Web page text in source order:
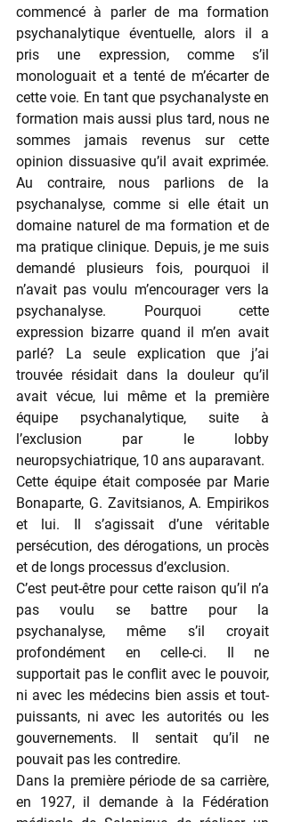
commencé à parler de ma formation
psychanalytique éventuelle, alors il a
pris une expression, comme s’il
monologuait et a tenté de m’écarter de
cette voie. En tant que psychanalyste en
formation mais aussi plus tard, nous ne
sommes jamais revenus sur cette
opinion dissuasive qu’il avait exprimée.
Au contraire, nous parlions de la
psychanalyse, comme si elle était un
domaine naturel de ma formation et de
ma pratique clinique. Depuis, je me suis
demandé plusieurs fois, pourquoi il
n’avait pas voulu m’encourager vers la
psychanalyse. Pourquoi cette
expression bizarre quand il m’en avait
parlé? La seule explication que j’ai
trouvée résidait dans la douleur qu’il
avait vécue, lui même et la première
équipe psychanalytique, suite à
l’exclusion par le lobby
neuropsychiatrique, 10 ans auparavant.
Cette équipe était composée par Marie
Bonaparte, G. Zavitsianos, A. Empirikos
et lui. Il s’agissait d’une véritable
persécution, des dérogations, un procès
et de longs processus d’exclusion.
C’est peut-être pour cette raison qu’il n’a
pas voulu se battre pour la
psychanalyse, même s’il croyait
profondément en celle-ci. Il ne
supportait pas le conflit avec le pouvoir,
ni avec les médecins bien assis et tout-
puissants, ni avec les autorités ou les
gouvernements. Il sentait qu’il ne
pouvait pas les contredire.
Dans la première période de sa carrière,
en 1927, il demande à la Fédération